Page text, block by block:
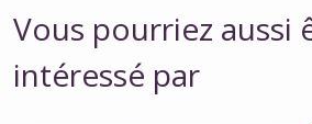
Vous pourriez aussi
intéressé par